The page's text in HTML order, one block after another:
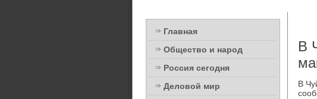
Главная
Общество и народ
Россия сегодня
Деловой мир
В
В